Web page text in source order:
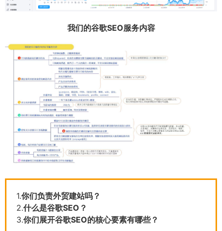
我们的谷歌SEO服务内容
1.你们负责外贸建站吗？
2.什么是谷歌SEO？
3.你们展开谷歌SEO的核心要素有哪些？